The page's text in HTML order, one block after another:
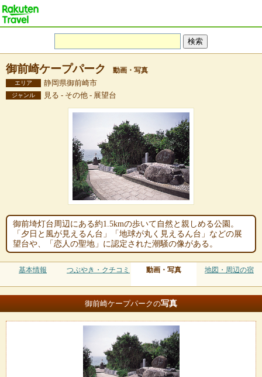
御前崎ケープパーク 動画・写真
エリア 静岡県御前崎市
ジャンル 見る - その他 - 展望台
御前埼灯台周辺にある約1.5kmの歩いて自然と親しめる公園。
「夕日と風が見えるん台」「地球が丸く見えるん台」などの展
望台や、「恋人の聖地」に認定された潮騒の像がある。
基本情報 つぶやき・クチコミ 動画・写真 地図・周辺の宿
御前崎ケープパークの写真